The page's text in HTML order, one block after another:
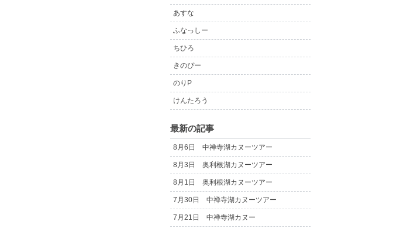
あすな
ふなっしー
ちひろ
きのぴー
のりP
けんたろう
最新の記事
8月6日 中禅寺湖カヌーツアー
8月3日 奥利根湖カヌーツアー
8月1日 奥利根湖カヌーツアー
7月30日 中禅寺湖カヌーツアー
7月21日 中禅寺湖カヌー